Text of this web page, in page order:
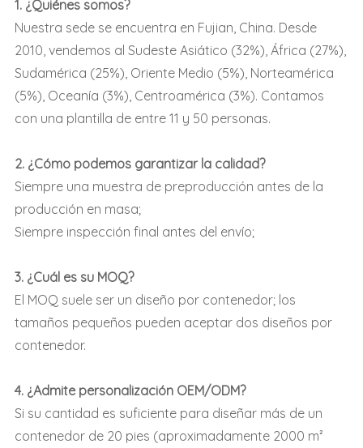
1. ¿Quiénes somos?
Nuestra sede se encuentra en Fujian, China. Desde
2010, vendemos al Sudeste Asiático (32%), África (27%),
Sudamérica (25%), Oriente Medio (5%), Norteamérica
(5%), Oceanía (3%), Centroamérica (3%). Contamos
con una plantilla de entre 11 y 50 personas.
2. ¿Cómo podemos garantizar la calidad?
Siempre una muestra de preproducción antes de la
producción en masa;
Siempre inspección final antes del envío;
3. ¿Cuál es su MOQ?
El MOQ suele ser un diseño por contenedor; los
tamaños pequeños pueden aceptar dos diseños por
contenedor.
4. ¿Admite personalización OEM/ODM?
Si su cantidad es suficiente para diseñar más de un
contenedor de 20 pies (aproximadamente 2000 m²